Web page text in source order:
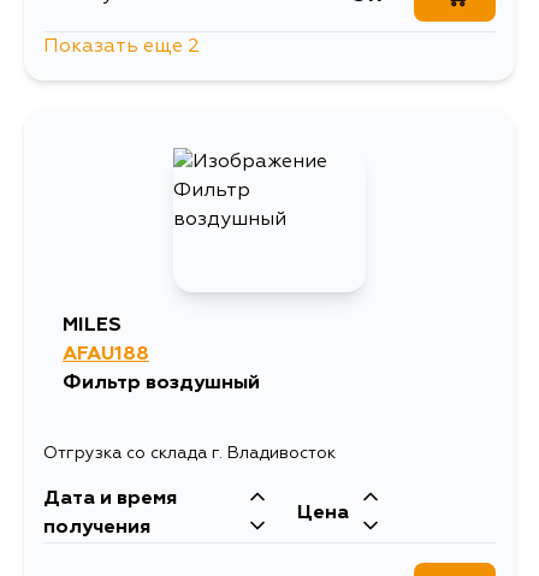
Показать еще 2
MILES
AFAU188
Фильтр воздушный
Отгрузка со склада г. Владивосток
Дата и время
получения
Цена